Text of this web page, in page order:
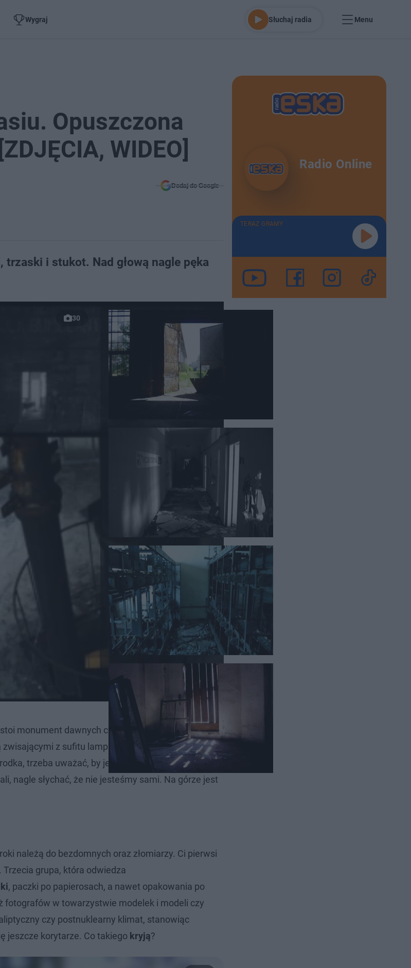
Wygraj Słuchaj radia Menu
Opuszczona
WIDEO]
Dodaj do Google
trzaski i stukot. Nad głową nagle pęka
30
monument dawnych czasów. W środku hula wiatr,
zwisającymi z sufitu lampami. Gdy któraśspadnie,
trzeba uważać, by jedna z tych lamp lub kawałki
nagle słychać, że nie jesteśmy sami. Na górze jest
należą do bezdomnych oraz złomiarzy. Ci pierwsi
grupa, która odwiedza
, paczki po papierosach, a nawet opakowania po
fotografów w towarzystwie modelek i modeli czy
czy postnuklearny klimat, stanowiąc
jeszcze korytarze. Co takiego kryją?
Radio Online
TERAZ GRAMY